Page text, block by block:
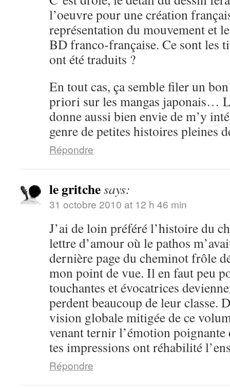
l’oeuvre pour une création
représentation du mouvement et
BD franco-française. Ce sont les
ont été traduits ?
En tout cas, ça semble filer un
priori sur les mangas japonais…
donne aussi bien envie de m’y
genre de petites histoires pleines
Répondre
le gritchesays:
31 octobre 2010 at 12 h 46 min
J’ai de loin préféré l’histoire du
lettre d’amour où le pathos
dernière page du cheminot frôle
mon point de vue. Il en faut peu
touchantes et évocatrices
perdent beaucoup de leur classe.
vision globale mitigée de ce
venant ternir l’émotion poignante
tes impressions ont réhabilité
Répondre